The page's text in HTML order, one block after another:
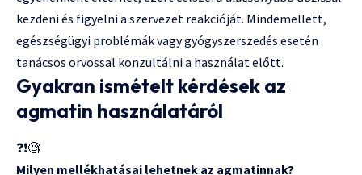
kezdeni és figyelni a szervezet reakcióját. Mindemellett,
egészségügyi problémák vagy gyógyszerszedés esetén
tanácsos orvossal konzultálni a használat előtt.
Gyakran ismételt kérdések az
agmatin használatáról
❓❗🧐
Milyen mellékhatásai lehetnek az agmatinnak?